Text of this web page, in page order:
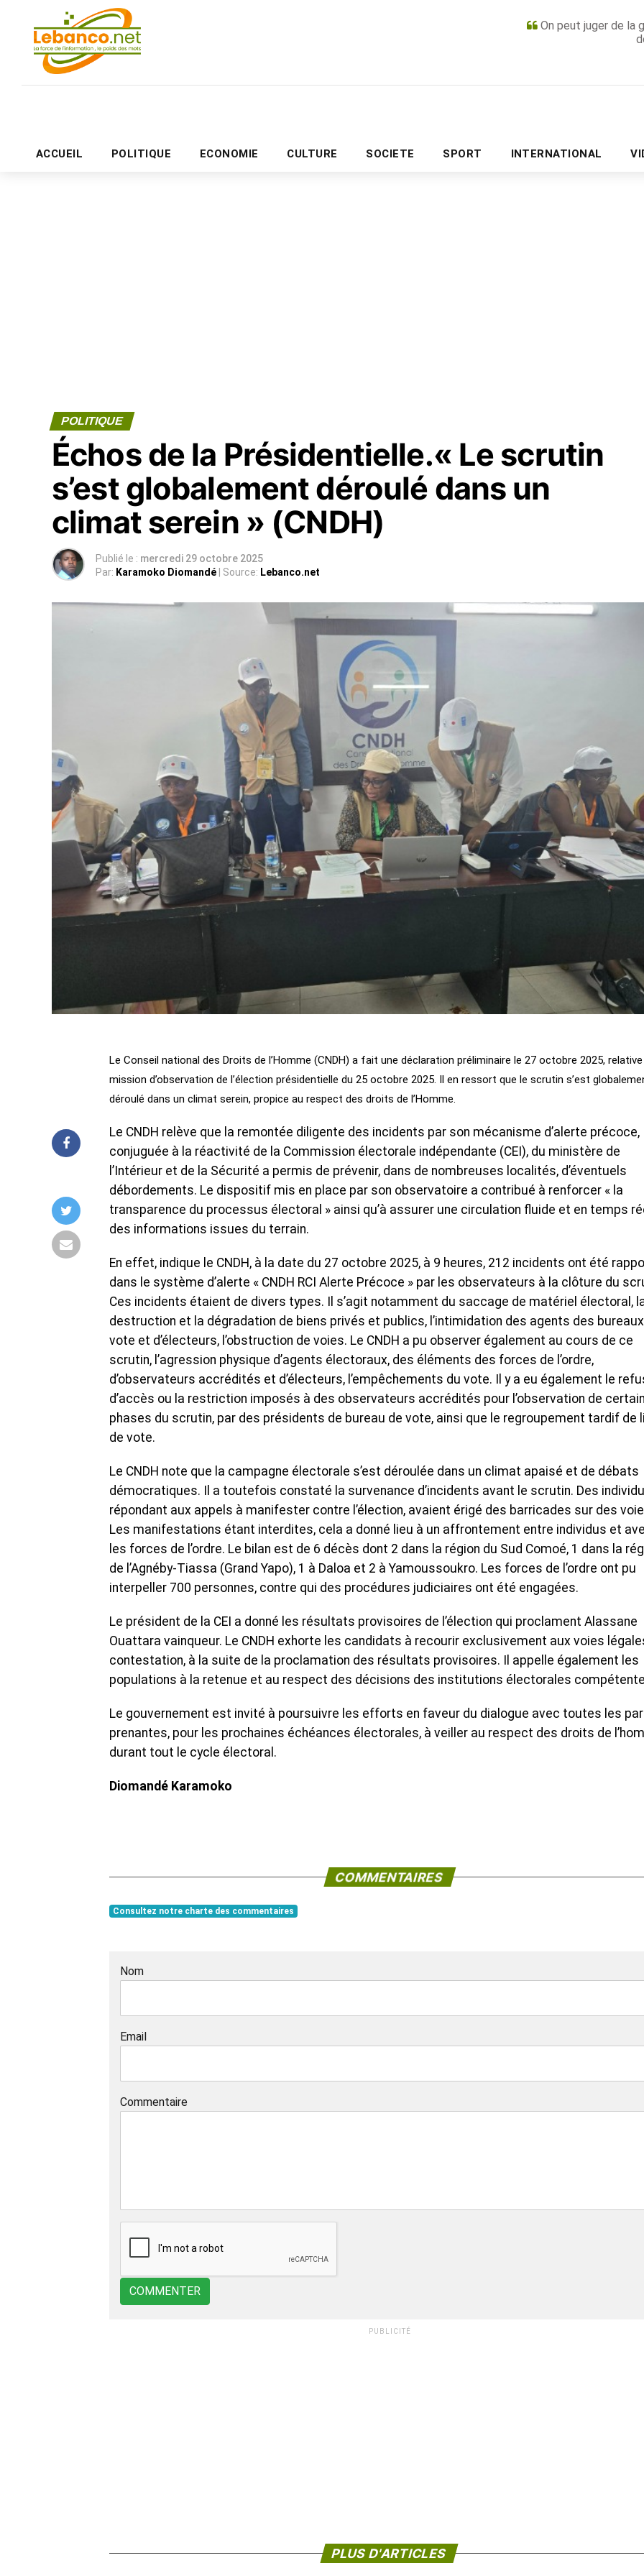
On peut juger de la
ACCUEIL POLITIQUE ECONOMIE CULTURE SOCIETE SPORT INTERNATIONAL
PUBLICITÉ
POLITIQUE
Échos de la Présidentielle.« Le scrutin
s’est globalement déroulé dans un
climat serein » (CNDH)
Publié le : mercredi 29 octobre 2025
Par: Karamoko Diomandé | Source: Lebanco.net
Le Conseil national des Droits de l’Homme (CNDH) a fait une déclaration préliminaire le 27 octobre 2025,
mission d’observation de l’élection présidentielle du 25 octobre 2025. Il en ressort que le scrutin s’est
déroulé dans un climat serein, propice au respect des droits de l’Homme.
Le CNDH relève que la remontée diligente des incidents par son mécanisme d’alerte précoce,
conjuguée à la réactivité de la Commission électorale indépendante (CEI), du ministère de
l’Intérieur et de la Sécurité a permis de prévenir, dans de nombreuses localités, d’éventuels
débordements. Le dispositif mis en place par son observatoire a contribué à renforcer « la
transparence du processus électoral » ainsi qu’à assurer une circulation fluide et en temps
des informations issues du terrain.
En effet, indique le CNDH, à la date du 27 octobre 2025, à 9 heures, 212 incidents ont été
dans le système d’alerte « CNDH RCI Alerte Précoce » par les observateurs à la clôture du
Ces incidents étaient de divers types. Il s’agit notamment du saccage de matériel électoral,
destruction et la dégradation de biens privés et publics, l’intimidation des agents des
vote et d’électeurs, l’obstruction de voies. Le CNDH a pu observer également au cours de ce
scrutin, l’agression physique d’agents électoraux, des éléments des forces de l’ordre,
d’observateurs accrédités et d’électeurs, l’empêchements du vote. Il y a eu également le
d’accès ou la restriction imposés à des observateurs accrédités pour l’observation de
phases du scrutin, par des présidents de bureau de vote, ainsi que le regroupement tardif de
de vote.
Le CNDH note que la campagne électorale s’est déroulée dans un climat apaisé et de débats
démocratiques. Il a toutefois constaté la survenance d’incidents avant le scrutin. Des
répondant aux appels à manifester contre l’élection, avaient érigé des barricades sur des
Les manifestations étant interdites, cela a donné lieu à un affrontement entre individus et
les forces de l’ordre. Le bilan est de 6 décès dont 2 dans la région du Sud Comoé, 1 dans la
de l’Agnéby-Tiassa (Grand Yapo), 1 à Daloa et 2 à Yamoussoukro. Les forces de l’ordre ont pu
interpeller 700 personnes, contre qui des procédures judiciaires ont été engagées.
Le président de la CEI a donné les résultats provisoires de l’élection qui proclament Alassane
Ouattara vainqueur. Le CNDH exhorte les candidats à recourir exclusivement aux voies
contestation, à la suite de la proclamation des résultats provisoires. Il appelle également les
populations à la retenue et au respect des décisions des institutions électorales
Le gouvernement est invité à poursuivre les efforts en faveur du dialogue avec toutes les
prenantes, pour les prochaines échéances électorales, à veiller au respect des droits de
durant tout le cycle électoral.
Diomandé Karamoko
COMMENTAIRES
Consultez notre charte des commentaires
Nom
Email
Commentaire
COMMENTER
PUBLICITÉ
PLUS D'ARTICLES